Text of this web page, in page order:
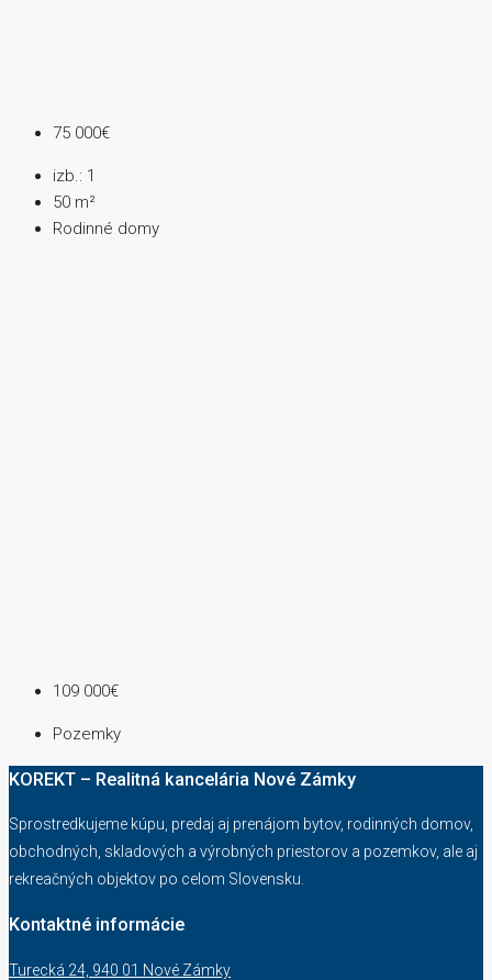
75 000€
izb.: 1
50 m²
Rodinné domy
109 000€
Pozemky
KOREKT – Realitná kancelária Nové Zámky
Sprostredkujeme kúpu, predaj aj prenájom bytov, rodinných domov,
obchodných, skladových a výrobných priestorov a pozemkov, ale aj
rekreačných objektov po celom Slovensku.
Kontaktné informácie
Turecká 24, 940 01 Nové Zámky